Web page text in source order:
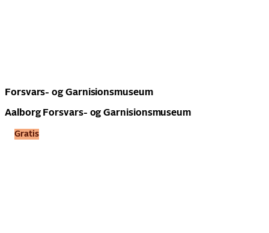
Forsvars- og Garnisionsmuseum
Aalborg Forsvars- og Garnisionsmuseum
Gratis